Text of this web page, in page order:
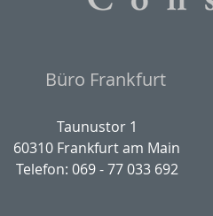
Büro Frankfurt
Taunustor 1
60310 Frankfurt am Main
Telefon: 069 - 77 033 692